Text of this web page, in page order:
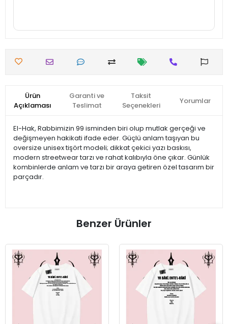
Ürün
Açıklaması
Garanti ve
Teslimat
Taksit
Seçenekleri
Yorumlar
El-Hak, Rabbimizin 99 isminden biri olup mutlak gerçeği ve
değişmeyen hakikati ifade eder. Güçlü anlam taşıyan bu
oversize unisex tişört modeli; dikkat çekici yazı baskısı,
modern streetwear tarzı ve rahat kalıbıyla öne çıkar. Günlük
kombinlerde anlam ve tarzı bir araya getiren özel tasarım bir
parçadır.
Benzer Ürünler